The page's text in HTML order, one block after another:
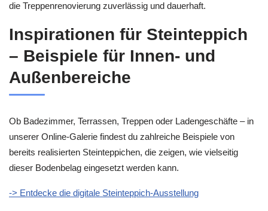
die Treppenrenovierung zuverlässig und dauerhaft.
Inspirationen für Steinteppich
– Beispiele für Innen- und
Außenbereiche
Ob Badezimmer, Terrassen, Treppen oder Ladengeschäfte – in
unserer Online-Galerie findest du zahlreiche Beispiele von
bereits realisierten Steinteppichen, die zeigen, wie vielseitig
dieser Bodenbelag eingesetzt werden kann.
-> Entdecke die digitale Steinteppich-Ausstellung